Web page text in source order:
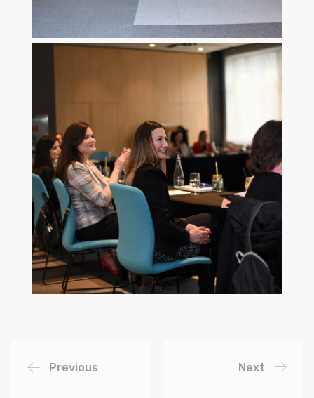
Previous Next